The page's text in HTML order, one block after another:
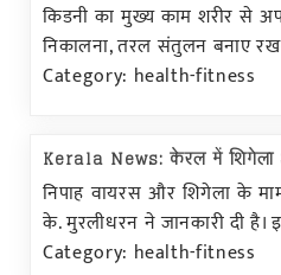
किडनी का मुख्य काम शरीर से
निकालना, तरल संतुलन बनाए
Category: health-fitness
Kerala News: केरल में शिगेला
निपाह वायरस और शिगेला के
के. मुरलीधरन ने जानकारी दी है।
Category: health-fitness